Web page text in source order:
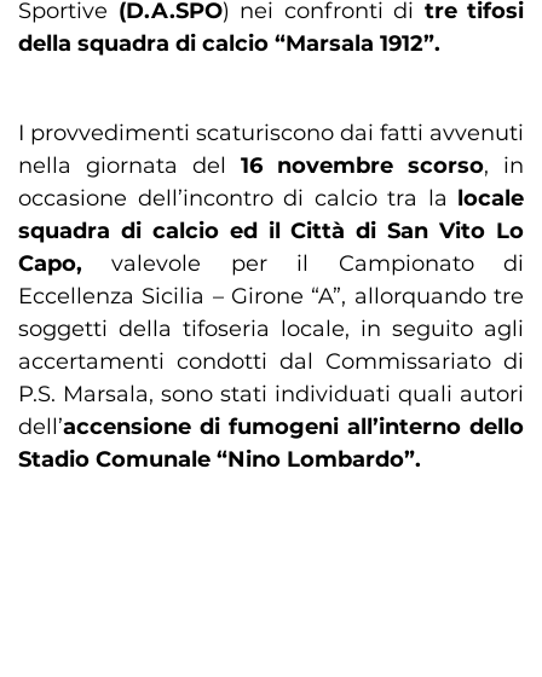
Sportive (D.A.SPO) nei confronti di tre tifosi
della squadra di calcio “Marsala 1912”.
I provvedimenti scaturiscono dai fatti avvenuti
nella giornata del 16 novembre scorso, in
occasione dell’incontro di calcio tra la locale
squadra di calcio ed il Città di San Vito Lo
Capo, valevole per il Campionato di
Eccellenza Sicilia – Girone “A”, allorquando tre
soggetti della tifoseria locale, in seguito agli
accertamenti condotti dal Commissariato di
P.S. Marsala, sono stati individuati quali autori
dell’accensione di fumogeni all’interno dello
Stadio Comunale “Nino Lombardo”.